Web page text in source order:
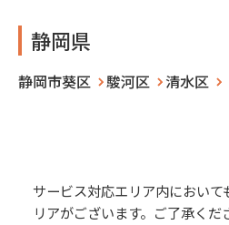
静岡県
静岡市葵区 駿河区 清水区
サービス対応エリア内におい
リアがございます。ご了承くだ